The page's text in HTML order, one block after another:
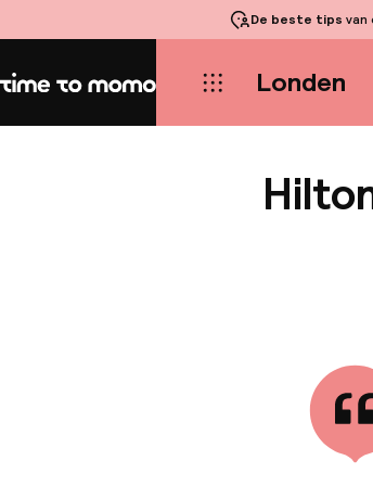
De beste tips van
Home Londen